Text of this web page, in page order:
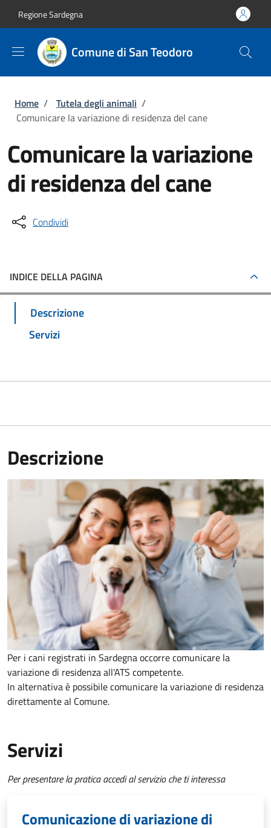
Regione Sardegna
Comune di San Teodoro
Briciole di pane
Home / Tutela degli animali /
Comunicare la variazione di residenza del cane
Comunicare la variazione
di residenza del cane
Condividi
INDICE DELLA PAGINA
Descrizione
Servizi
Descrizione
Per i cani registrati in Sardegna occorre comunicare la
variazione di residenza all'ATS competente.
In alternativa è possibile comunicare la variazione di residenza
direttamente al Comune.
Servizi
Per presentare la pratica accedi al servizio che ti interessa
Comunicazione di variazione di